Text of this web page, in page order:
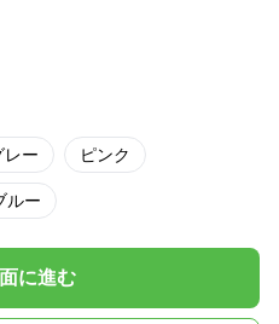
レー ピンク
ルー
に進む